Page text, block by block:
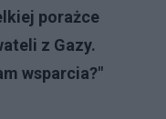
porażce
z Gazy.
wsparcia?"